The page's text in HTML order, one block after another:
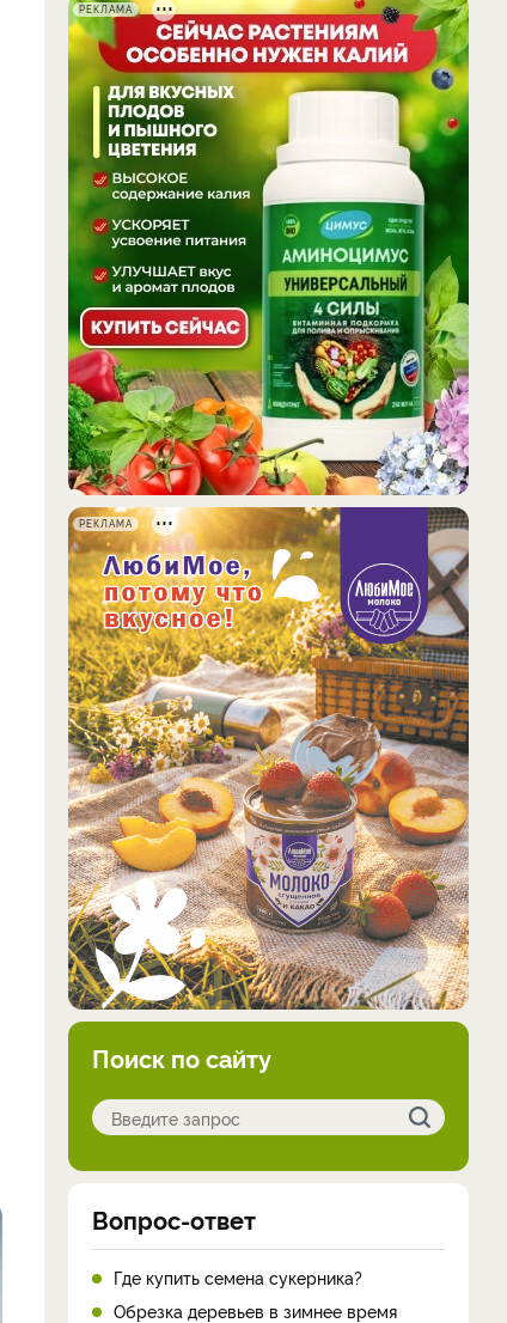
РЕКЛАМА
РЕКЛАМА
Поиск по сайту
Вопрос-ответ
Где купить семена сукерника?
Обрезка деревьев в зимнее время